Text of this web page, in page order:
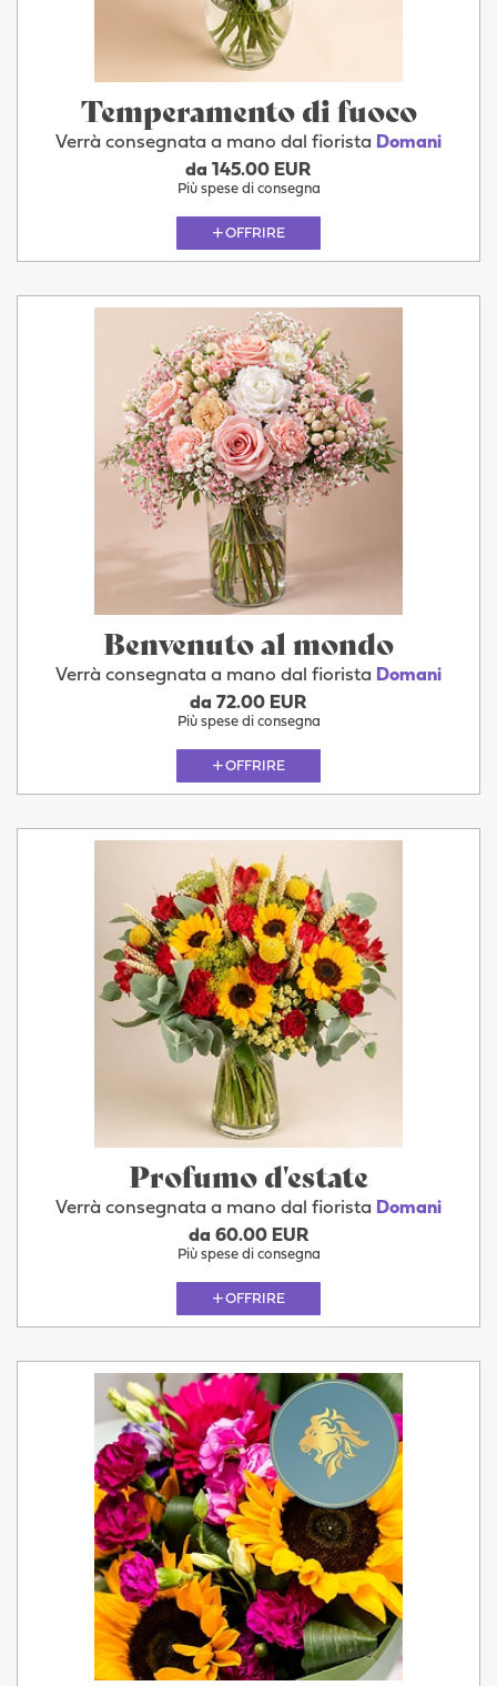
Temperamento di fuoco
Verrà consegnata a mano dal fiorista Domani
da 145.00 EUR
Più spese di consegna
OFFRIRE
Benvenuto al mondo
Verrà consegnata a mano dal fiorista Domani
da 72.00 EUR
Più spese di consegna
OFFRIRE
Profumo d'estate
Verrà consegnata a mano dal fiorista Domani
da 60.00 EUR
Più spese di consegna
OFFRIRE